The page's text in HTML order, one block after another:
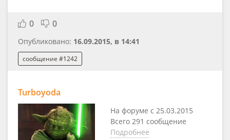
0 0
Опубликовано: 16.09.2015, в 14:41
сообщение #1242
Turboyoda
На форуме с 25.03.2015
Всего 291 сообщение
Подробнее